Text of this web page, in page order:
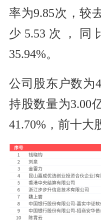
率为9.85次，较
少5.53次，
35.94%。
公司股东户数为
持股数量为3.00
41.70%，前十大